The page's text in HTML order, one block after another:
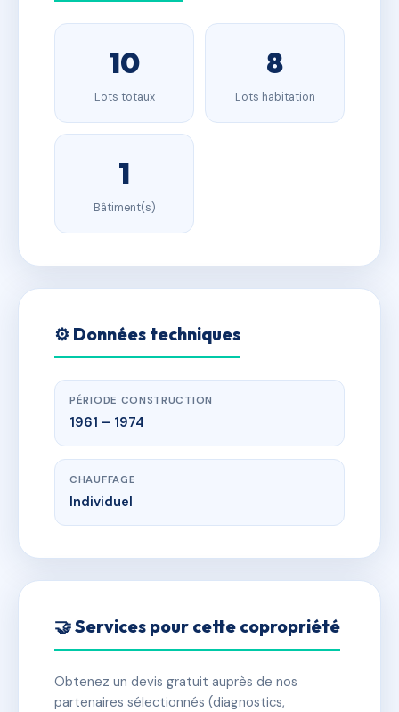
10
Lots totaux
8
Lots habitation
1
Bâtiment(s)
⚙️ Données techniques
PÉRIODE CONSTRUCTION
1961 – 1974
CHAUFFAGE
Individuel
🤝 Services pour cette copropriété
Obtenez un devis gratuit auprès de nos
partenaires sélectionnés (diagnostics,